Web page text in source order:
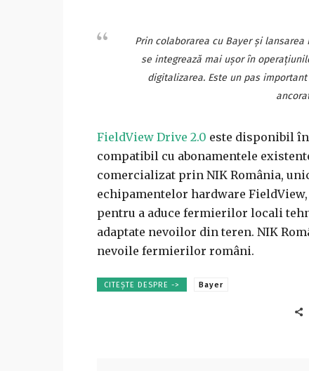
Prin colaborarea cu Bayer și
se integrează mai ușor în
digitalizarea. Este un pas
FieldView Drive 2.0 este disponibil în
compatibil cu abonamentele
comercializat prin NIK România,
echipamentelor hardware
pentru a aduce fermierilor locali
adaptate nevoilor din teren. NIK
nevoile fermierilor români.
CITEȘTE DESPRE -> Bayer